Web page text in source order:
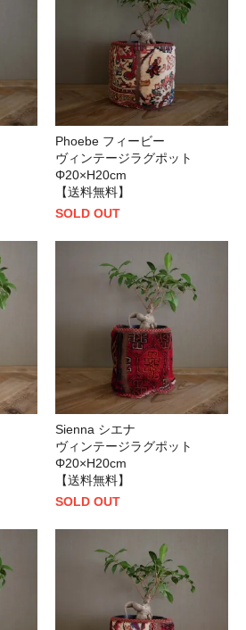
Phoebe フィービー
ヴィンテージラグポット
Φ20×H20cm
【送料無料】
SOLD OUT
Sienna シエナ
ヴィンテージラグポット
Φ20×H20cm
【送料無料】
SOLD OUT